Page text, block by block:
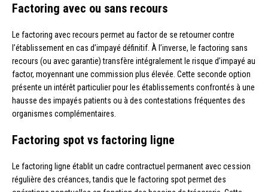
Factoring avec ou sans recours
Le factoring avec recours permet au factor de se retourner contre
l’établissement en cas d’impayé définitif. À l’inverse, le factoring sans
recours (ou avec garantie) transfère intégralement le risque d’impayé au
factor, moyennant une commission plus élevée. Cette seconde option
présente un intérêt particulier pour les établissements confrontés à une
hausse des impayés patients ou à des contestations fréquentes des
organismes complémentaires.
Factoring spot vs factoring ligne
Le factoring ligne établit un cadre contractuel permanent avec cession
régulière des créances, tandis que le factoring spot permet des